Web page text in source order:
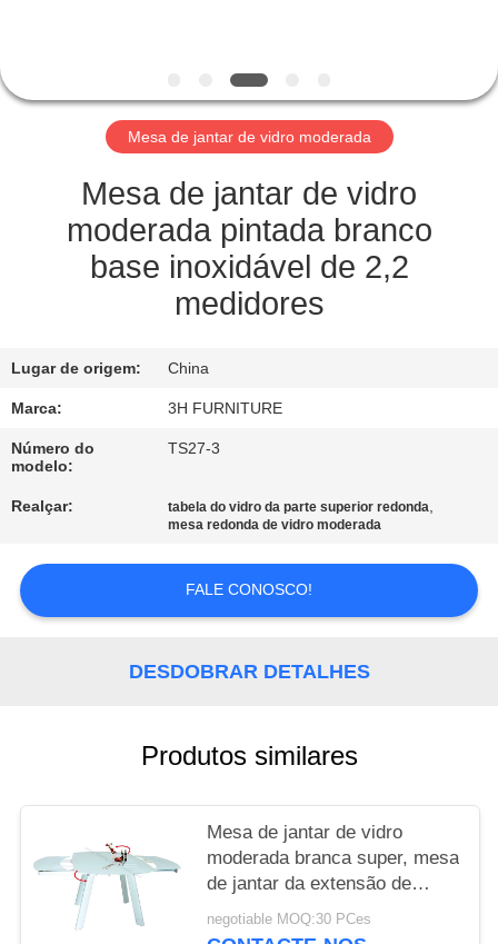
QUALIDADE
CONTATO
MAPA
DO
SITE
POLICY
Mesa de jantar de vidro moderada
Mesa de jantar de vidro
moderada pintada branco
base inoxidável de 2,2
medidores
Lugar de origem: China
Marca: 3H FURNITURE
Número do
modelo:
TS27-3
Realçar: tabela do vidro da parte superior redonda,
mesa redonda de vidro moderada
FALE CONOSCO!
DESDOBRAR DETALHES
Produtos similares
Mesa de jantar de vidro
moderada branca super, mesa
de jantar da extensão de
Horsebelly
negotiable MOQ:30 PCes